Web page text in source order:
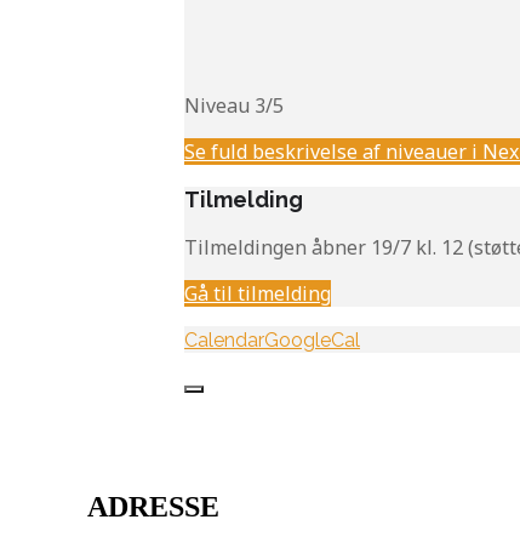
Niveau 3/5
Se fuld beskrivelse af niveauer i
Tilmelding
Tilmeldingen åbner 19/7 kl. 12
Gå til tilmelding
CalendarGoogleCal
ADRESSE